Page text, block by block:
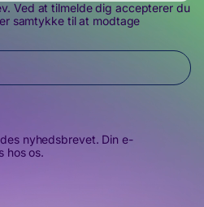
Ved at tilmelde dig accepterer du
samtykke til at modtage
nyhedsbrevet. Din e-
hos os.